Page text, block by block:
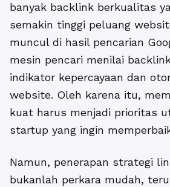
banyak backlink berkualitas
semakin tinggi peluang
muncul di hasil pencarian
mesin pencari menilai
indikator kepercayaan dan
website. Oleh karena itu,
kuat harus menjadi prioritas
startup yang ingin
Namun, penerapan strategi
bukanlah perkara mudah,